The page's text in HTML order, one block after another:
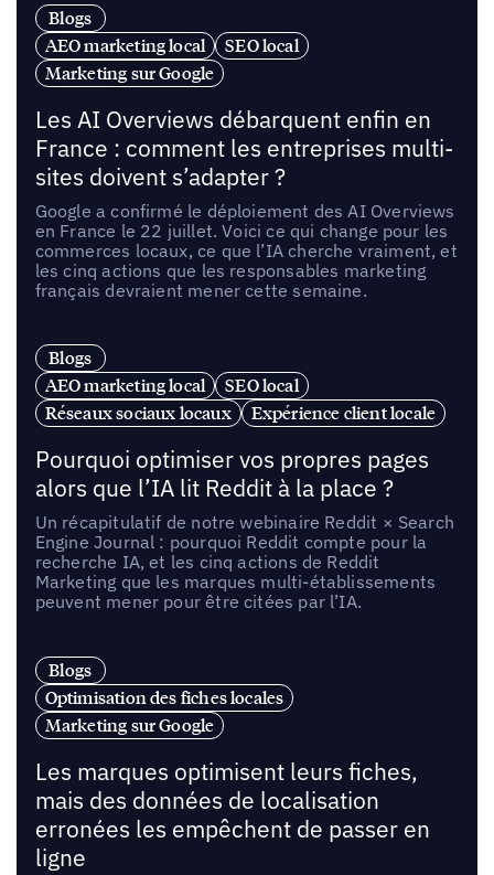
Blogs
AEO marketing local
SEO local
Marketing sur Google
Les AI Overviews débarquent enfin en
France : comment les entreprises multi-
sites doivent s’adapter ?
Google a confirmé le déploiement des AI Overviews
en France le 22 juillet. Voici ce qui change pour les
commerces locaux, ce que l’IA cherche vraiment, et
les cinq actions que les responsables marketing
français devraient mener cette semaine.
Blogs
AEO marketing local
SEO local
Réseaux sociaux locaux
Expérience client locale
Pourquoi optimiser vos propres pages
alors que l’IA lit Reddit à la place ?
Un récapitulatif de notre webinaire Reddit × Search
Engine Journal : pourquoi Reddit compte pour la
recherche IA, et les cinq actions de Reddit
Marketing que les marques multi-établissements
peuvent mener pour être citées par l’IA.
Blogs
Optimisation des fiches locales
Marketing sur Google
Les marques optimisent leurs fiches,
mais des données de localisation
erronées les empêchent de passer en
ligne